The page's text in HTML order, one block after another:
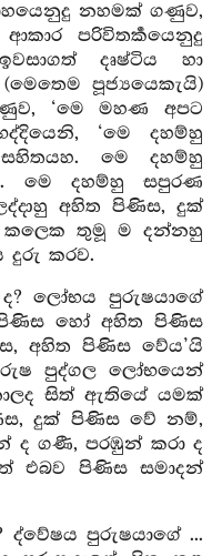
නහමක් ගණුව,
පරිවිතර්‍කයෙනුදු
දෘෂ්ටිය හා
පූජ්‍යයෙකැයි)
‘මෙ මහණ අපට
‘මෙ දහම්හු
මෙ දහම්හු
මෙ දහම්හු සපුරණ
අහිත පිණිස, දුක්
කලෙක තුමූ ම දන්නහු
දුරු කරව.
ද? ලෝභය පුරුෂයාගේ
හෝ අහිත පිණිස
අහිත පිණිස වේය’යි
පුද්ගල ලෝභයෙන්
සිත් ඇතියේ යමක්
දුක් පිණිස වේ නම්,
ද ගණී, පරඹුන් කරා ද
එබව පිණිස සමාදන්
ද්වේෂය පුරුෂයාගේ ...